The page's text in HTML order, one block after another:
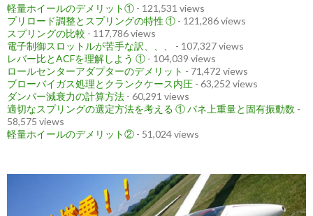
軽量ホイールのデメリット① - 121,531 views
プリロード調整とスプリングの特性 ① - 121,286 views
スプリングの比較 - 117,786 views
電子制御スロットルが苦手な訳、、、
- 107,327 views
レバー比とACFを理解しよう ① - 104,039 views
ロールセンターアダプターのデメリット - 71,472 views
ブローバイガス処理とクランクケース内圧 - 63,252 views
ダンパー減衰力の計算方法 - 60,291 views
適切なスプリングの選定方法を考える ① バネ上重量と固有振動数 -
58,575 views
軽量ホイールのデメリット② - 51,024 views